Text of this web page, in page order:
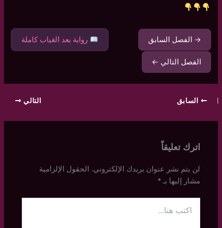
→ الفصل السابق رواية بعد الغياب كاملة
الفصل التالي ←
السابق التالي
اترك تعليقاً
لن يتم نشر عنوان بريدك الإلكتروني. الحقول الإلزامية
مشار إليها بـ*
هنا...